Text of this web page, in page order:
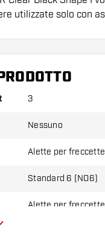
utilizzate solo con
di mano un gran
o rompersi
addice di più!
3
Nessuno
Alette per
Standard 6 (NO6)
Alette per